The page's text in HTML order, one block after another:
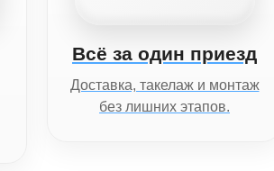
Всё за один приезд
Доставка, такелаж и монтаж
без лишних этапов.